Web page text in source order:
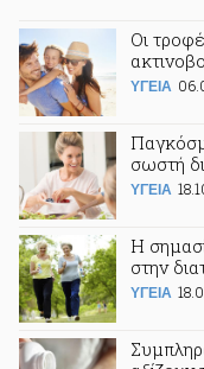
Οι
ΥΓΕΙΑ
σωστή
ΥΓΕΙΑ
Η
στην
ΥΓΕΙΑ